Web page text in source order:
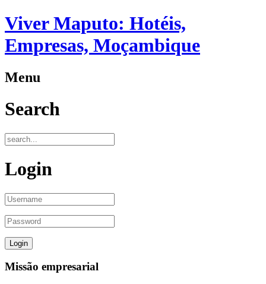
Viver Maputo: Hotéis,
Empresas, Moçambique
Menu
Search
Login
Missão empresarial